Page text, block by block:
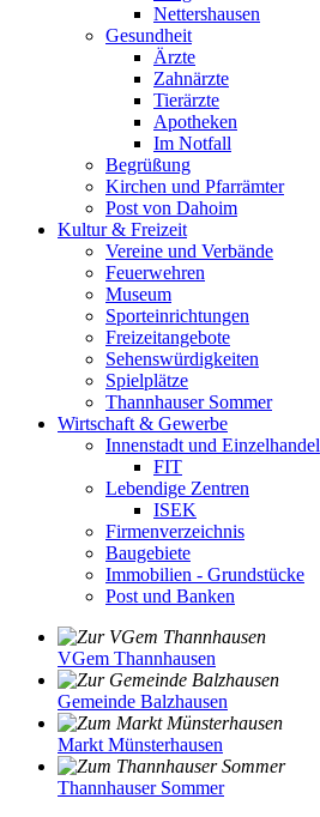
Nettershausen
Gesundheit
Ärzte
Zahnärzte
Tierärzte
Apotheken
Im Notfall
Begrüßung
Kirchen und Pfarrämter
Post von Dahoim
Kultur & Freizeit
Vereine und Verbände
Feuerwehren
Museum
Sporteinrichtungen
Freizeitangebote
Sehenswürdigkeiten
Spielplätze
Thannhauser Sommer
Wirtschaft & Gewerbe
Innenstadt und Einzelhandel
FIT
Lebendige Zentren
ISEK
Firmenverzeichnis
Baugebiete
Immobilien - Grundstücke
Post und Banken
VGem Thannhausen
Gemeinde Balzhausen
Markt Münsterhausen
Thannhauser Sommer